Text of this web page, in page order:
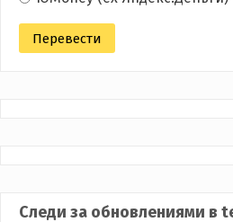
Следи за обновлениями в